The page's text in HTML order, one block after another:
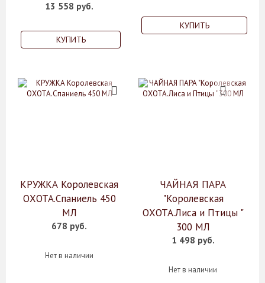
13 558 руб.
КУПИТЬ
КУПИТЬ
КРУЖКА Королевская
ОХОТА.Спаниель 450
МЛ
678 руб.
Нет в наличии
ЧАЙНАЯ ПАРА
"Королевская
ОХОТА.Лиса и Птицы "
300 МЛ
1 498 руб.
Нет в наличии